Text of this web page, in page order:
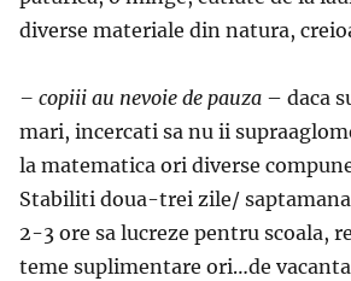
diverse materiale din natura,
– copiii au nevoie de pauza – daca
mari, incercati sa nu ii
la matematica ori diverse
Stabiliti doua-trei zile/
2-3 ore sa lucreze pentru scoala,
teme suplimentare ori…de